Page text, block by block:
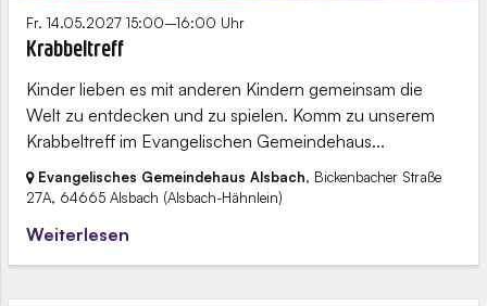
Fr. 14.05.2027 15:00–16:00 Uhr
Krabbeltreff
Kinder lieben es mit anderen Kindern gemeinsam die
Welt zu entdecken und zu spielen. Komm zu unserem
Krabbeltreff im Evangelischen Gemeindehaus...
Evangelisches Gemeindehaus Alsbach, Bickenbacher Straße
27A, 64665 Alsbach (Alsbach-Hähnlein)
Weiterlesen